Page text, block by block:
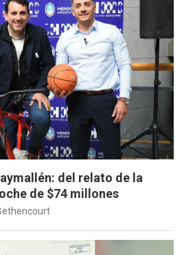
del relato de la
de $74 millones